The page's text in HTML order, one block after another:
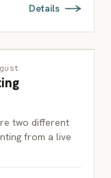
Details
two different
from a live